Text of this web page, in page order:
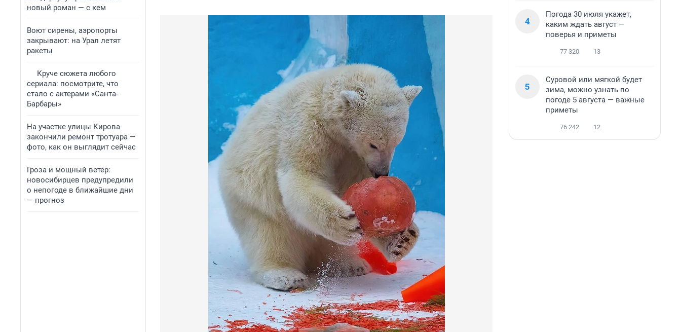
новый роман — с кем
Воют сирены, аэропорты
закрывают: на Урал летят
ракеты
Круче сюжета любого
сериала: посмотрите, что
стало с актерами «Санта-
Барбары»
На участке улицы Кирова
закончили ремонт тротуара —
фото, как он выглядит сейчас
Гроза и мощный ветер:
новосибирцев предупредили
о непогоде в ближайшие дни
— прогноз
4
Погода 30 июля укажет,
каким ждать август —
поверья и приметы
77 320 13
5
Суровой или мягкой будет
зима, можно узнать по
погоде 5 августа — важные
приметы
76 242 12